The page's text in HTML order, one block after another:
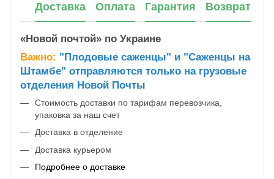
Доставка Оплата Гарантия Возврат
«Новой почтой» по Украине
Важно: "Плодовые саженцы" и "Саженцы на
Штамбе" отправляются только на грузовые
отделения Новой Почты
Стоимость доставки по тарифам перевозчика,
упаковка за наш счет
Доставка в отделение
Доставка курьером
Подробнее о доставке